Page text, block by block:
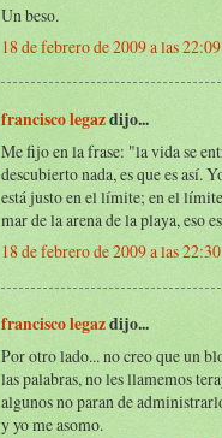
Un beso.
18 de febrero de 2009 a las 22:09
francisco legazdijo...
Me fijo en la frase: "la vida se
descubierto nada, es que es así.
está justo en el límite; en el
mar de la arena de la playa, eso
18 de febrero de 2009 a las 22:30
francisco legazdijo...
Por otro lado... no creo que un
las palabras, no les llamemos
algunos no paran de
y yo me asomo.